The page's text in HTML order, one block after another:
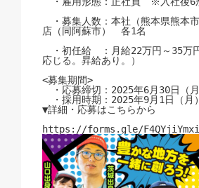
・募集人数：本社（熊本県熊本
店（同阿蘇市）　各1名
・初任給　：月給22万円～35万
応じる。昇給あり。）
<募集期間>
・応募締切：2025年6月30日（月
・採用時期：2025年9月1日（月
▼詳細・応募はこちらから
https://forms.gle/